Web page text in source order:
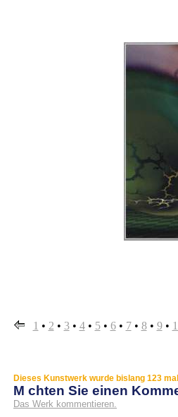
1 • 2 • 3• 4• 5• 6• 7• 8• 9•
Dieses Kunstwerk wurde bislang 123
M chten Sie einen
Das Werk kommentieren.